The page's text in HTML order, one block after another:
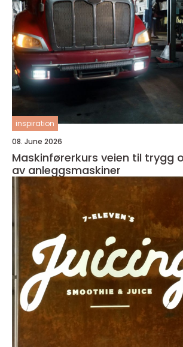
inspiration
08. June 2026
Maskinførerkurs veien til trygg og lovlig bruk
av anleggsmaskiner